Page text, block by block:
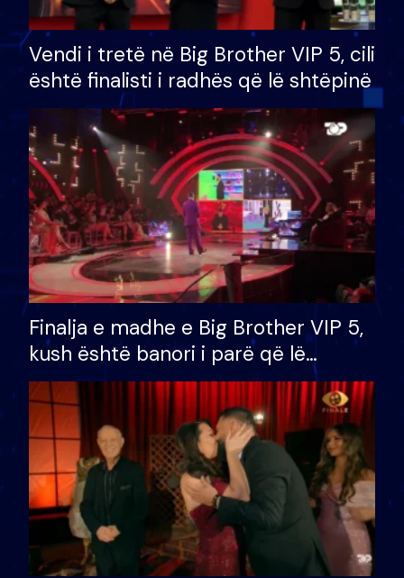
Vendi i tretë në Big Brother VIP 5, cili
është finalisti i radhës që lë shtëpinë
Finalja e madhe e Big Brother VIP 5,
kush është banori i parë që lë
shtëpinë dhe humb mundësinë për
të fituar çmimin e madh